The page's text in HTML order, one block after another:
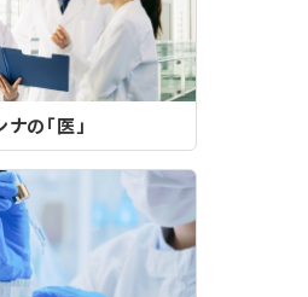
の「医」